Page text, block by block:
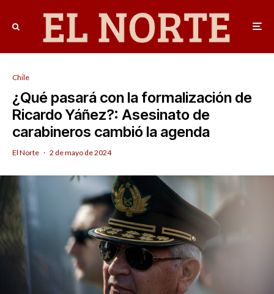
Chile
¿Qué pasará con la formalización de
Ricardo Yáñez?: Asesinato de
carabineros cambió la agenda
El Norte · 2 de mayo de 2024